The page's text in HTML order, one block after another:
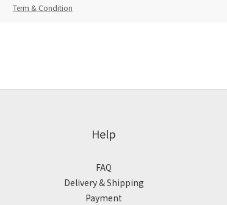
Term & Condition
Help
FAQ
Delivery & Shipping
Payment